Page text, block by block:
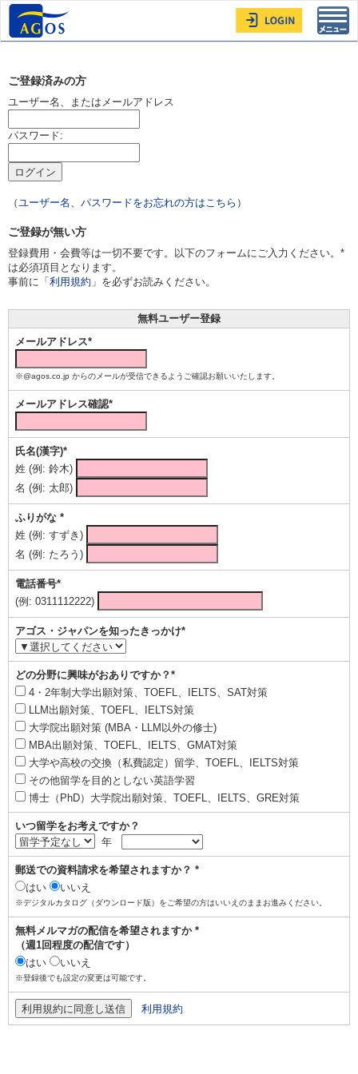
ご登録済みの方
ユーザー名、またはメールアドレス
パスワード:
（ユーザー名、パスワードをお忘れの方はこちら ）
ご登録が無い方
登録費用・会費等は一切不要です。以下のフォームにご入力ください。*
は必須項目となります。
事前に「 利用規約 」を必ずお読みください。
無料ユーザー登録
メールアドレス*
※@agos.co.jp からのメールが受信できるようご確認お願いいたします。
メールアドレス確認*
氏名(漢字)*
姓 (例: 鈴木)
名 (例: 太郎)
ふりがな *
姓 (例: すずき)
名 (例: たろう)
電話番号*
(例: 0311112222)
アゴス・ジャパンを知ったきっかけ*
どの分野に興味がおありですか？*
4・2年制大学出願対策、TOEFL、IELTS、SAT対策
LLM出願対策、TOEFL、IELTS対策
大学院出願対策 (MBA・LLM以外の修士)
MBA出願対策、TOEFL、IELTS、GMAT対策
大学や高校の交換（私費認定）留学、TOEFL、IELTS対策
その他留学を目的としない英語学習
博士（PhD）大学院出願対策、TOEFL、IELTS、GRE対策
いつ留学をお考えですか？
年
郵送での資料請求を希望されますか？ *
はい
いいえ
※デジタルカタログ（ダウンロード版）をご希望の方はいいえのままお進みください。
無料メルマガの配信を希望されますか *
（週1回程度の配信です）
はい
いいえ
※登録後でも設定の変更は可能です。
利用規約